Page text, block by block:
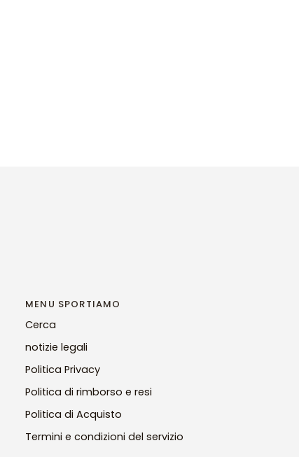
MENU SPORTIAMO
Cerca
notizie legali
Politica Privacy
Politica di rimborso e resi
Politica di Acquisto
Termini e condizioni del servizio